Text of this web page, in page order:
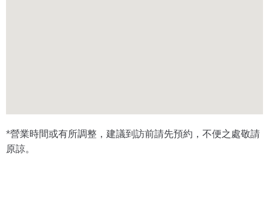
*營業時間或有所調整，建議到訪前請先預約，不便之處敬請
原諒。